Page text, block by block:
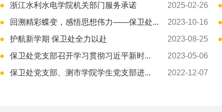
浙江水利水电学院机关部门服务承诺
2025-02-26
回溯精彩蝶变，感悟思想伟力——保卫处...
2023-10-16
护航新学期 保卫处全力以赴
2023-08-25
保卫处党支部召开学习贯彻习近平新时...
2023-05-06
保卫处党支部、测市学院学生党支部进...
2022-12-07